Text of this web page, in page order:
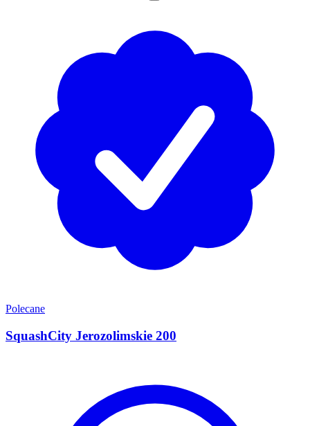
Polecane
SquashCity Jerozolimskie 200